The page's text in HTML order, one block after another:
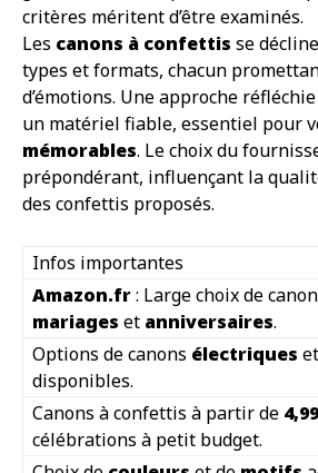
critères méritent d’être examinés.
Les canons à confettis se
types et formats, chacun
d’émotions. Une approche
un matériel fiable, essentiel pour
mémorables. Le choix du
prépondérant, influençant la
des confettis proposés.
Infos importantes
Amazon.fr: Large choix de
mariages et anniversaires.
Options de canons électriques et
disponibles.
Canons à confettis à partir de
célébrations à petit budget.